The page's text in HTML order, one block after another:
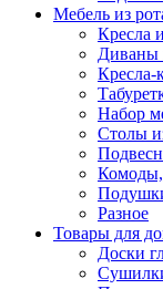
Мебель из
Кресла
Диваны
Кресла-
Набор
Столы
Разное
Товары для
Доски